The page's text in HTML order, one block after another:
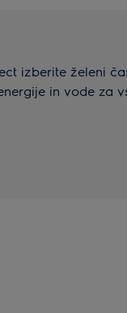
izberite želeni
in vode za